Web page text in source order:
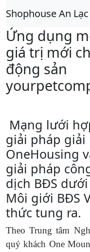
Shophouse An
Ứng dụng
giá trị mới
động sản
Mạng lưới
giải pháp giải
OneHousing
giải pháp
dịch BĐS
Môi giới BĐS
thức tung ra.
Theo Trung tâm
quý khách One